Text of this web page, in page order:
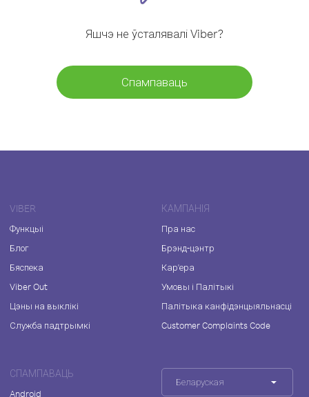
Яшчэ не ўсталявалі Viber?
Спампаваць
VIBER
Функцыі
Блог
Бяспека
Viber Out
Цэны на выклікі
Служба падтрымкі
КАМПАНІЯ
Пра нас
Брэнд-цэнтр
Кар'ера
Умовы і Палітыкі
Палітыка канфідэнцыяльнасці
Customer Complaints Code
СПАМПАВАЦЬ
Android
Беларуская